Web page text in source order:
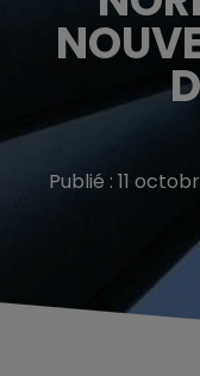
Publié : 11